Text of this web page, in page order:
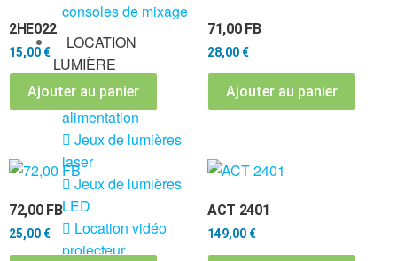
consoles de mixage
LOCATION
LUMIÈRE
DMX et
alimentation
Jeux de lumières
laser
Jeux de lumières
LED
Location vidéo
projecteur
2HE022
15,00 €
Ajouter au panier
71,00 FB
28,00 €
Ajouter au panier
72,00 FB
25,00 €
ACT 2401
149,00 €